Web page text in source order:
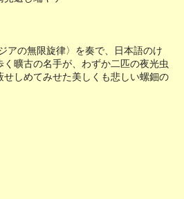
アの無限旋律〉を奏で、日本語のけ
曠古の名手が、わずか二匹の夜光虫
しめてみせた美しくも悲しい螺鈿の